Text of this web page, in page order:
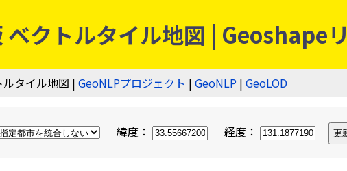
クトルタイル地図 | Geoshape
ルタイル地図 | GeoNLPプロジェクト | GeoNLP | GeoLOD
緯度： 経度：